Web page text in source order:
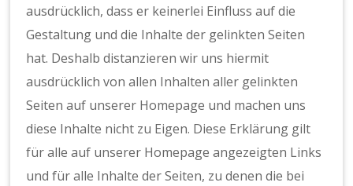
ausdrücklich, dass er keinerlei Einfluss auf die
Gestaltung und die Inhalte der gelinkten Seiten
hat. Deshalb distanzieren wir uns hiermit
ausdrücklich von allen Inhalten aller gelinkten
Seiten auf unserer Homepage und machen uns
diese Inhalte nicht zu Eigen. Diese Erklärung gilt
für alle auf unserer Homepage angezeigten Links
und für alle Inhalte der Seiten, zu denen die bei